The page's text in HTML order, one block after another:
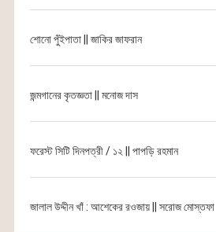
শোনো পুঁইপাতা || জাকির জাফরান
জন্মগানের কৃতজ্ঞতা || মনোজ দাস
ফরেস্ট সিটি দিনপত্রী / ১২ || পাপড়ি রহমান
জালাল উদ্দীন খাঁ : আশেকের রওজায় || সরোজ মোস্তফা